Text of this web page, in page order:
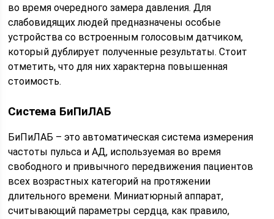
во время очередного замера давления. Для
слабовидящих людей предназначены особые
устройства со встроенным голосовым датчиком,
который дублирует полученные результаты. Стоит
отметить, что для них характерна повышенная
стоимость.
Система БиПиЛАБ
БиПиЛАБ – это автоматическая система измерения
частоты пульса и АД, используемая во время
свободного и привычного передвижения пациентов
всех возрастных категорий на протяжении
длительного времени. Миниатюрный аппарат,
считывающий параметры сердца, как правило,